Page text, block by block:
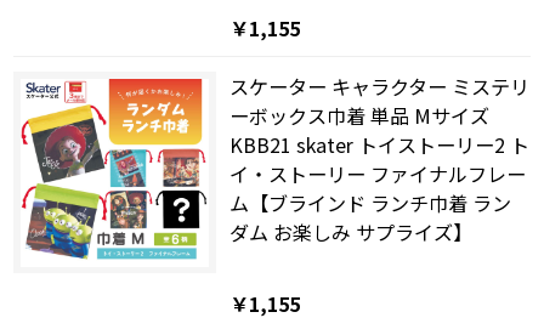
￥1,155
スケーター キャラクター ミステリ
ーボックス巾着 単品 Mサイズ
KBB21 skater トイストーリー2 ト
イ・ストーリー ファイナルフレー
ム【ブラインド ランチ巾着 ラン
ダム お楽しみ サプライズ】
￥1,155